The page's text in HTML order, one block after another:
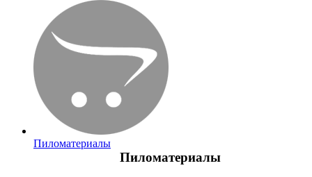
Пиломатериалы
Пиломатериалы